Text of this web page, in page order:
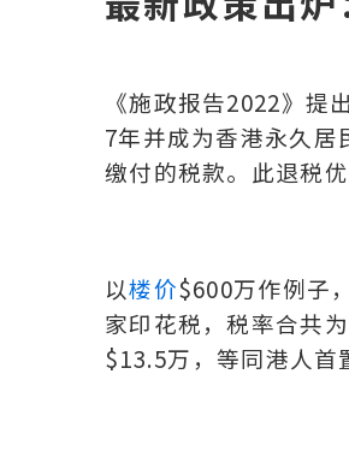
《施政报告2022》
7年并成为香港永久
缴付的税款。此退税
以楼价$600万作例子
家印花税，税率合共为
$13.5万，等同港人首